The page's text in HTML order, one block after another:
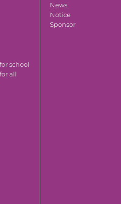
school
all
News
Notice
Sponsor